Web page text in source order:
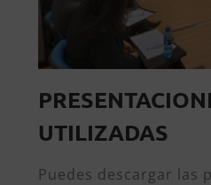
UTILIZADAS
Puedes descargar las